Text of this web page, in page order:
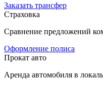
Заказать трансфер
Страховка
Сравнение предложений
Оформление полиса
Прокат авто
Аренда автомобиля в